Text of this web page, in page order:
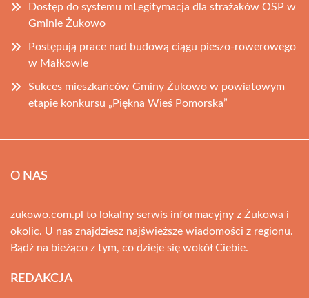
Dostęp do systemu mLegitymacja dla strażaków OSP w
Gminie Żukowo
Postępują prace nad budową ciągu pieszo-rowerowego
w Małkowie
Sukces mieszkańców Gminy Żukowo w powiatowym
etapie konkursu „Piękna Wieś Pomorska”
O NAS
zukowo.com.pl to lokalny serwis informacyjny z Żukowa i
okolic. U nas znajdziesz najświeższe wiadomości z regionu.
Bądź na bieżąco z tym, co dzieje się wokół Ciebie.
REDAKCJA